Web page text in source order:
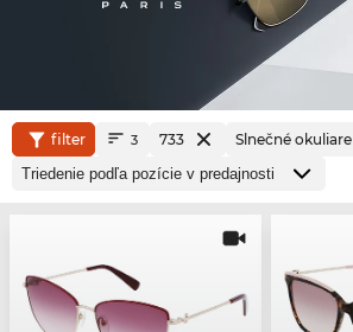
filter 3 733 Slnečné okuliare